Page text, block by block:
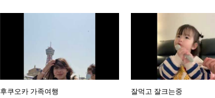
후쿠오카 가족여행 잘먹고 잘크는중